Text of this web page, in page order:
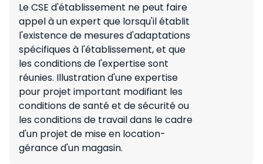
Le CSE d'établissement ne peut faire
appel à un expert que lorsqu'il établit
l'existence de mesures d'adaptations
spécifiques à l'établissement, et que
les conditions de l'expertise sont
réunies. Illustration d'une expertise
pour projet important modifiant les
conditions de santé et de sécurité ou
les conditions de travail dans le cadre
d'un projet de mise en location-
gérance d'un magasin.